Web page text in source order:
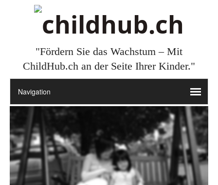
"Fördern Sie das Wachstum – Mit
ChildHub.ch an der Seite Ihrer Kinder."